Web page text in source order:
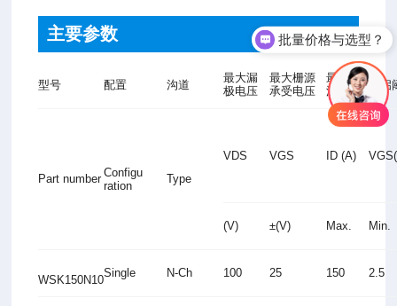
主要参数
型号 配置 沟道
最大漏
极电压
最大栅源
承受电压
最大漏
源电流
开
Part number Configu
ration
Type
VDS VGS ID (A)
(V) ±(V) Max. Min.
WSK150N10
Single N-Ch 100 25 150 2.5
批量价格与选型？